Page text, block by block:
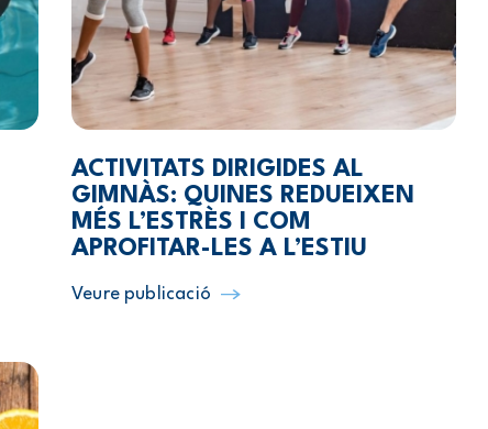
ACTIVITATS DIRIGIDES AL
GIMNÀS: QUINES REDUEIXEN
MÉS L’ESTRÈS I COM
APROFITAR-LES A L’ESTIU
Veure publicació